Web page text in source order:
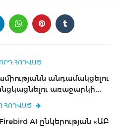
ՀՈԴՎԱԾ
անդամակցելու
առաջարկի...
ՀՈԴՎԱԾ
AI ընկերության «ԱԲ